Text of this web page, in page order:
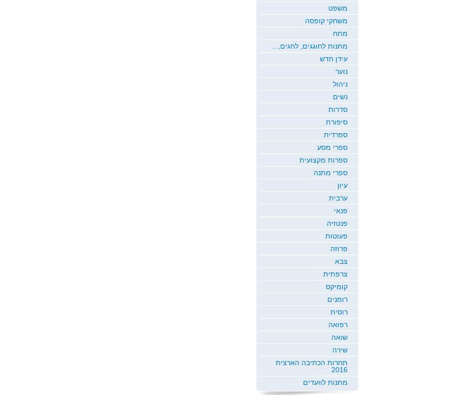
משפט
משחקי קופסה
מתח
מתנות לחוגגים, לחגים,...
עידן חדש
נוער
ניהול
נשים
סדרות
סיפורת
ספרדית
ספרי מסע
ספרות מקצועית
ספרי מתנה
עיון
ערבית
פנאי
פנטזיה
פעוטות
פרוזה
צבא
צרפתית
קומיקס
רומנים
רוסית
רפואה
שואה
שירה
תחרות הכתיבה הארצית
2016
מתנות לוועדים